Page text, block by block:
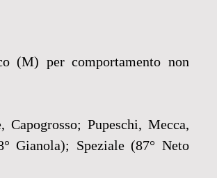
(M) per comportamento non
Pupeschi, Mecca,
Gianola); Speziale (87° Neto